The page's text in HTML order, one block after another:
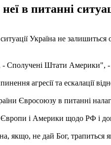
в питанні
Україна не залишиться
- Сполучені Штати Америки", -
агресії та ескалації
Євросоюзу в питанні
Європи і Америки щодо РФ і
не дай Бог, трапиться